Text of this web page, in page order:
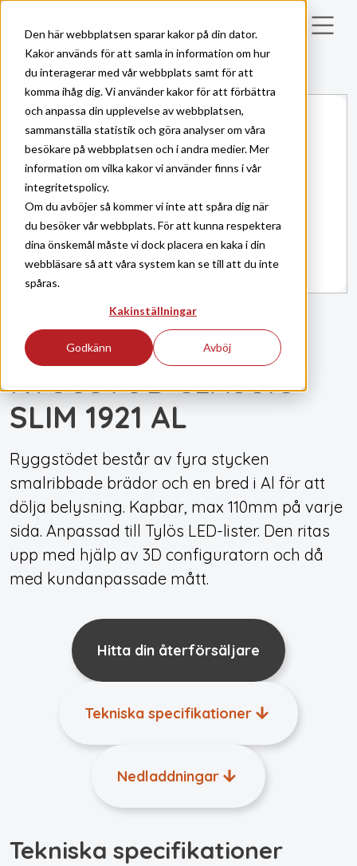
Den här webbplatsen sparar kakor på din dator.
Kakor används för att samla in information om hur
du interagerar med vår webbplats samt för att
komma ihåg dig. Vi använder kakor för att förbättra
och anpassa din upplevelse av webbplatsen,
sammanställa statistik och göra analyser om våra
besökare på webbplatsen och i andra medier. Mer
information om vilka kakor vi använder finns i vår
integritetspolicy.
Om du avböjer så kommer vi inte att spåra dig när
du besöker vår webbplats. För att kunna respektera
dina önskemål måste vi dock placera en kaka i din
webbläsare så att våra system kan se till att du inte
spåras.
Kakinställningar
Godkänn Avböj
Skip to main content
BASTU INREDNING
RYGGSTÖD CLASSIC
SLIM 1921 AL
Ryggstödet består av fyra stycken
smalribbade brädor och en bred i Al för att
dölja belysning. Kapbar, max 110mm på varje
sida. Anpassad till Tylös LED-lister. Den ritas
upp med hjälp av 3D configuratorn och då
med kundanpassade mått.
Hitta din återförsäljare
Tekniska specifikationer
Nedladdningar
Tekniska specifikationer